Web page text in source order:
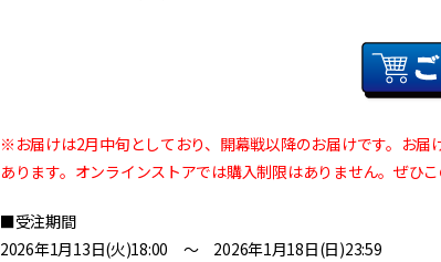
※お届けは2月中旬としており、開幕戦以降のお届けです。お
あります。オンラインストアでは購入制限はありません。ぜひ
■受注期間
2026年1月13日(火)18:00 〜 2026年1月18日(日)23:59